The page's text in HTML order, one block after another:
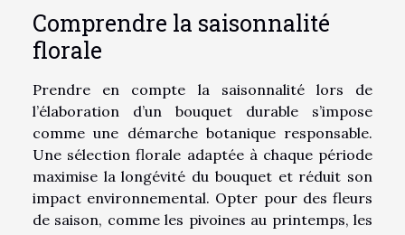
Comprendre la saisonnalité
florale
Prendre en compte la saisonnalité lors de
l’élaboration d’un bouquet durable s’impose
comme une démarche botanique responsable.
Une sélection florale adaptée à chaque période
maximise la longévité du bouquet et réduit son
impact environnemental. Opter pour des fleurs
de saison, comme les pivoines au printemps, les